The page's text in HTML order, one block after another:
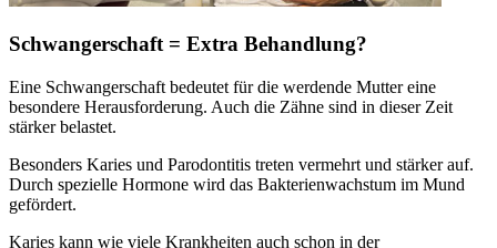
Schwangerschaft = Extra Behandlung?
Eine Schwangerschaft bedeutet für die werdende Mutter eine
besondere Herausforderung. Auch die Zähne sind in dieser Zeit
stärker belastet.
Besonders Karies und Parodontitis treten vermehrt und stärker auf.
Durch spezielle Hormone wird das Bakterienwachstum im Mund
gefördert.
Karies kann wie viele Krankheiten auch schon in der